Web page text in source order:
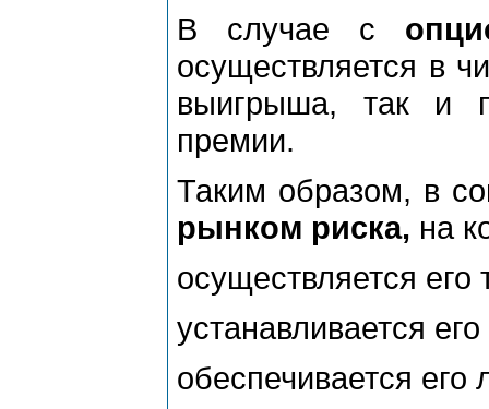
В случае с
осуществляется в
выигрыша, так и
премии.
Таким образом, в
рынком риска, на
осуществляется его
устанавливается
обеспечивается его